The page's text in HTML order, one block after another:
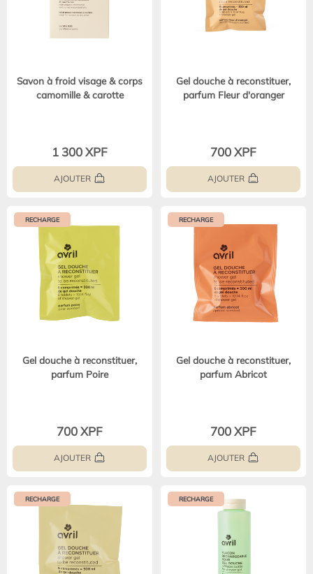
Savon à froid visage & corps
camomille & carotte
1 300 XPF
AJOUTER
Gel douche à reconstituer,
parfum Fleur d'oranger
700 XPF
AJOUTER
RECHARGE
Gel douche à reconstituer,
parfum Poire
700 XPF
AJOUTER
RECHARGE
Gel douche à reconstituer,
parfum Abricot
700 XPF
AJOUTER
RECHARGE RECHARGE